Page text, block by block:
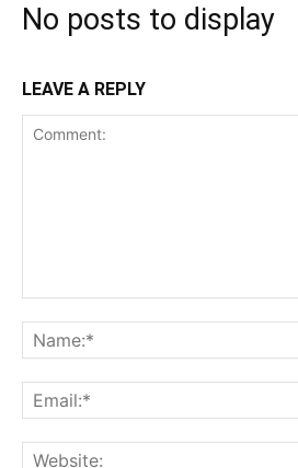
No posts to display
LEAVE A REPLY